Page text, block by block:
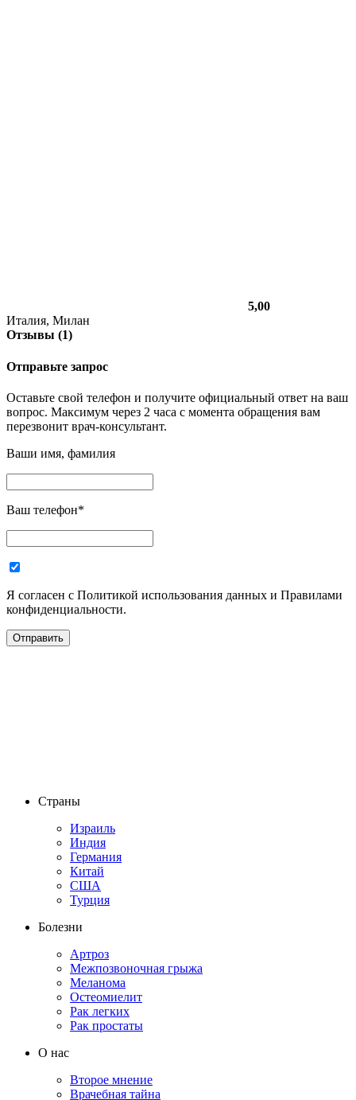
5,00
Италия, Милан
Отзывы (1)
Отправьте запрос
Оставьте свой телефон и получите официальный ответ на ваш
вопрос. Максимум через 2 часа с момента обращения вам
перезвонит врач-консультант.
Ваши имя, фамилия
Ваш телефон*
Я согласен с Политикой использования данных и Правилами
конфиденциальности.
Страны
Израиль
Индия
Германия
Китай
США
Турция
Болезни
Артроз
Межпозвоночная грыжа
Меланома
Остеомиелит
Рак легких
Рак простаты
О нас
Второе мнение
Врачебная тайна